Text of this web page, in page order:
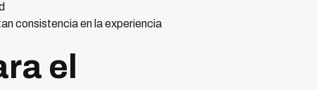
consistencia en la experiencia
el